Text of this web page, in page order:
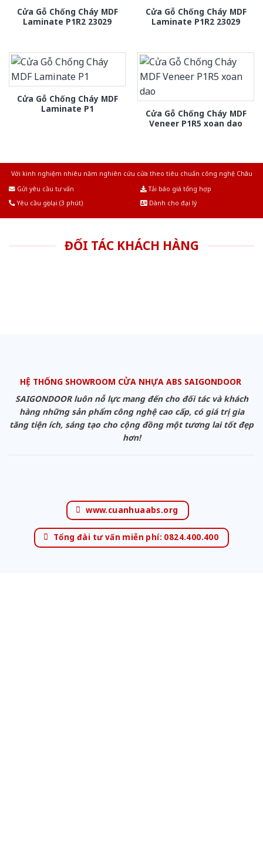
Cửa Gỗ Chống Cháy MDF
Laminate P1R2 23029
Cửa Gỗ Chống Cháy MDF
Laminate P1R2 23029
Cửa Gỗ Chống Cháy MDF
Laminate P1
Cửa Gỗ Chống Cháy MDF
Veneer P1R5 xoan dao
Với kinh nghiệm nhiêu năm nghiên cứu cửa theo tiêu chuẩn công nghệ Châu
Gửi yêu cầu tư vấn
Tải báo giá tổng hợp
Yêu cầu gọi lại (3 phút)
Dành cho đại lý
ĐỐI TÁC KHÁCH HÀNG
HỆ THỐNG SHOWROOM CỬA NHỰA ABS SAIGONDOOR
SAIGONDOOR luôn nỗ lực mang đến cho đối tác và khách
hàng những sản phẩm công nghệ cao cấp, có giá trị gia
tăng tiện ích, sáng tạo cho cộng đồng một tương lai tốt đẹp
hơn!
www.cuanhuaabs.org
Tổng đài tư vấn miễn phí: 0824.400.400